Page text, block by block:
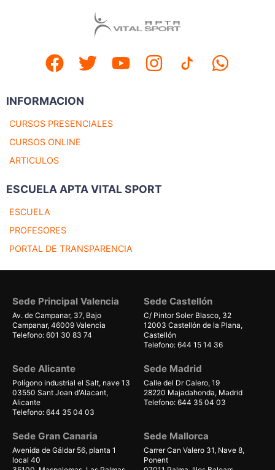
INFORMACION
CURSOS PRESENCIALES
CURSOS ONLINE
ARTICULOS
ESCUELA APTA VITAL SPORT
ESCUELA
PROFESORES
PORTAL DE TRANSPARENCIA
Sede Principal Valencia
Av. de Campanar, 37, Bajo
Campanar, 46009 Valencia
Telefono: 601 30 83 74
Sede Castellón
C/ Pintor Soler Blasco, 32
12003 Castellón de la Plana,
Castellón
Telefono: 644 15 14 36
Sede Alicante
Polígono industrial el Salt, nave 13
03550 Sant Joan d'Alacant,
Alicante
Telefono: 644 35 04 03
Sede Madrid
Calle del Dr Calero, 19
28220 Majadahonda, Madrid
Telefono: 644 35 04 03
Sede Gran Canaria
Avenida de Gáldar 56, planta 1
local 40
Sede Mallorca
Carrer Can Valero 31, Nave 8,
Ponent